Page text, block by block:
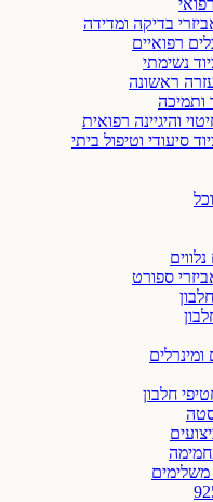
בדיקה ומדידה
רפואיים
נשימתי
ראשונה
ותמיכה
והיגיינה רפואית
סיעודי וטיפול ביתי
ספורט
ומינרלים
חלבון
משלימים